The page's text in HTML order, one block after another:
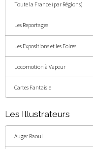
Toute la France (par Régions)
Les Reportages
Les Expositions et les Foires
Locomotion à Vapeur
Cartes Fantaisie
Les Illustrateurs
Auger Raoul